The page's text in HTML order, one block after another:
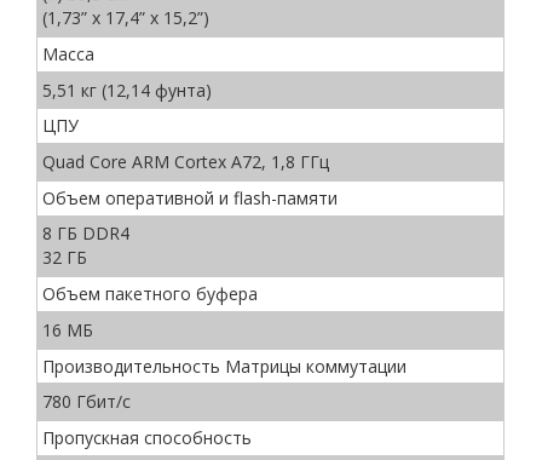
(1,73” x 17,4” x 15,2”)
Масса
5,51 кг (12,14 фунта)
ЦПУ
Quad Core ARM Cortex A72, 1,8 ГГц
Объем оперативной и flash-памяти
8 ГБ DDR4
32 ГБ
Объем пакетного буфера
16 МБ
Производительность Матрицы коммутации
780 Гбит/с
Пропускная способность